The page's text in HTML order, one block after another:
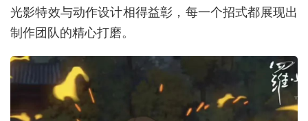
光影特效与动作设计相得益彰，每一个招式都展现出
制作团队的精心打磨。